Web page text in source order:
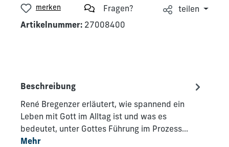
merken Fragen?
teilen
Artikelnummer: 27008400
Beschreibung
René Bregenzer erläutert, wie spannend ein
Leben mit Gott im Alltag ist und was es
bedeutet, unter Gottes Führung im Prozess…
Mehr